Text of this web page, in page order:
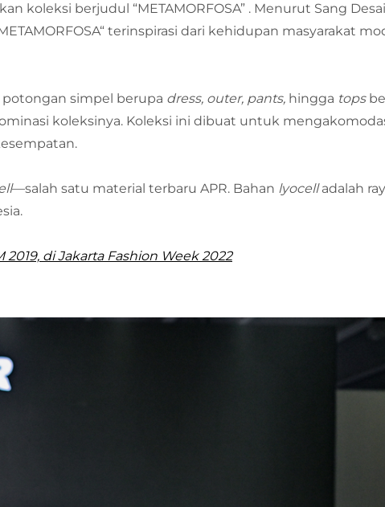
koleksi berjudul “METAMORFOSA” . Menurut Sang
terinspirasi dari kehidupan masyarakat
potongan simpel berupa dress, outer, pants, hingga tops
koleksinya. Koleksi ini dibuat untuk
—salah satu material terbaru APR. Bahan lyocelladalah
di Jakarta Fashion Week 2022